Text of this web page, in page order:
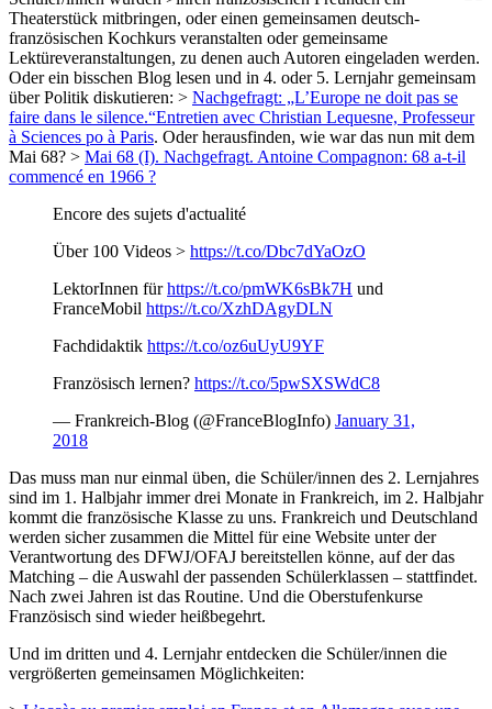
Theaterstück mitbringen, oder einen gemeinsamen deutsch-
französischen Kochkurs veranstalten oder gemeinsame
Lektüreveranstaltungen, zu denen auch Autoren eingeladen werden.
Oder ein bisschen Blog lesen und in 4. oder 5. Lernjahr gemeinsam
über Politik diskutieren: > Nachgefragt: „L’Europe ne doit pas se
faire dans le silence.“Entretien avec Christian Lequesne, Professeur
à Sciences po à Paris. Oder herausfinden, wie war das nun mit dem
Mai 68? > Mai 68 (I). Nachgefragt. Antoine Compagnon: 68 a-t-il
commencé en 1966 ?
Encore des sujets d'actualité
Über 100 Videos > https://t.co/Dbc7dYaOzO
LektorInnen fürhttps://t.co/pmWK6sBk7H und
FranceMobil https://t.co/XzhDAgyDLN
Fachdidaktik https://t.co/oz6uUyU9YF
Französisch lernen? https://t.co/5pwSXSWdC8
— Frankreich-Blog (@FranceBlogInfo) January 31,
2018
Das muss man nur einmal üben, die Schüler/innen des 2. Lernjahres
sind im 1. Halbjahr immer drei Monate in Frankreich, im 2. Halbjahr
kommt die französische Klasse zu uns. Frankreich und Deutschland
werden sicher zusammen die Mittel für eine Website unter der
Verantwortung des DFWJ/OFAJ bereitstellen könne, auf der das
Matching – die Auswahl der passenden Schülerklassen – stattfindet.
Nach zwei Jahren ist das Routine. Und die Oberstufenkurse
Französisch sind wieder heißbegehrt.
Und im dritten und 4. Lernjahr entdecken die Schüler/innen die
vergrößerten gemeinsamen Möglichkeiten: